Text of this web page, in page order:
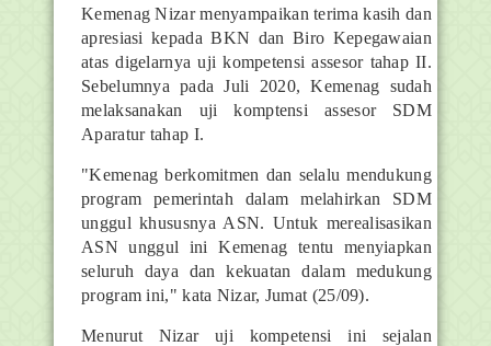
Kemenag Nizar menyampaikan terima kasih dan
apresiasi kepada BKN dan Biro Kepegawaian
atas digelarnya uji kompetensi assesor tahap II.
Sebelumnya pada Juli 2020, Kemenag sudah
melaksanakan uji komptensi assesor SDM
Aparatur tahap I.
"Kemenag berkomitmen dan selalu mendukung
program pemerintah dalam melahirkan SDM
unggul khususnya ASN. Untuk merealisasikan
ASN unggul ini Kemenag tentu menyiapkan
seluruh daya dan kekuatan dalam medukung
program ini," kata Nizar, Jumat (25/09).
Menurut Nizar uji kompetensi ini sejalan